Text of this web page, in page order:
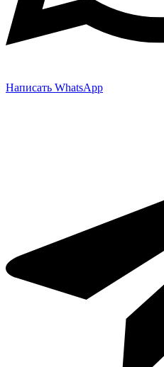
Написать WhatsApp